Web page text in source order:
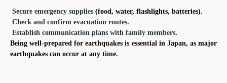
Secure emergency supplies (food, water, flashlights, batteries).
Check and confirm evacuation routes.
Establish communication plans with family members.
Being well-prepared for earthquakes is essential in Japan, as major
earthquakes can occur at any time.